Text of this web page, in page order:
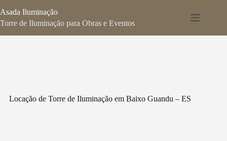
para
o
Asada Iluminação
Torre de Iluminação para Obras e Eventos
Locação de Torre de Iluminação em Baixo Guandu – ES